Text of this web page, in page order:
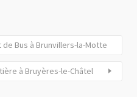
Bus à Brunvillers-la-Motte
à Bruyères-le-Châtel